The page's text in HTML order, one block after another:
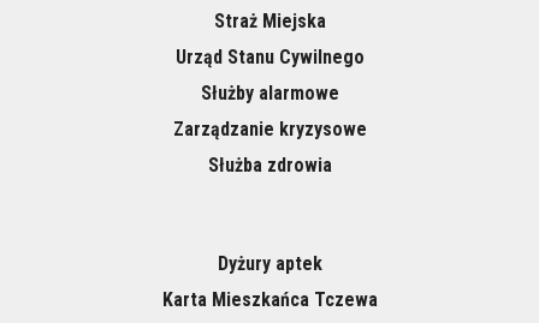
Straż Miejska
Urząd Stanu Cywilnego
Służby alarmowe
Zarządzanie kryzysowe
Służba zdrowia
Dyżury aptek
Karta Mieszkańca Tczewa